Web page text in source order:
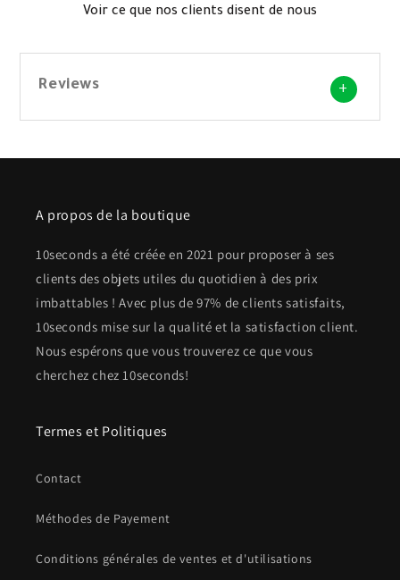
Voir ce que nos clients disent de nous
Reviews +
A propos de la boutique
10seconds a été créée en 2021 pour proposer à ses
clients des objets utiles du quotidien à des prix
imbattables ! Avec plus de 97% de clients satisfaits,
10seconds mise sur la qualité et la satisfaction client.
Nous espérons que vous trouverez ce que vous
cherchez chez 10seconds!
Termes et Politiques
Contact
Méthodes de Payement
Conditions générales de ventes et d'utilisations